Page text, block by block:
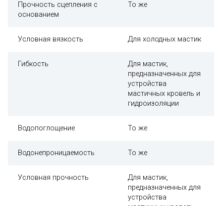
Прочность сцепления с
основанием
То же
Условная вязкость Для холодных мастик
Гибкость
Для мастик,
предназначенных для
устройства
мастичных кровель и
гидроизоляции
Водопоглощение То же
Водонепроницаемость То же
Условная прочность
Для мастик,
предназначенных для
устройства